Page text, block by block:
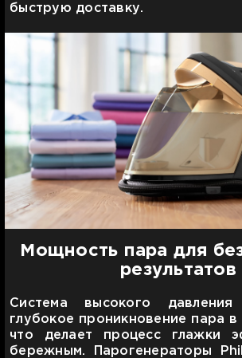
быструю доставку.
Мощность пара для
результатов
Система высокого давления
глубокое проникновение пара в
что делает процесс глажки
бережным. Парогенераторы